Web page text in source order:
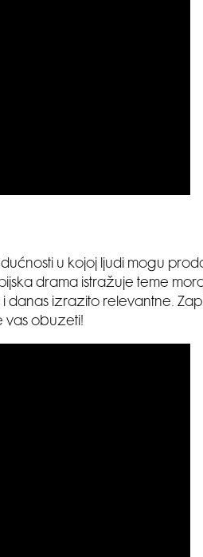
u kojoj ljudi mogu
drama istražuje teme
i danas izrazito relevantne.
vas obuzeti!